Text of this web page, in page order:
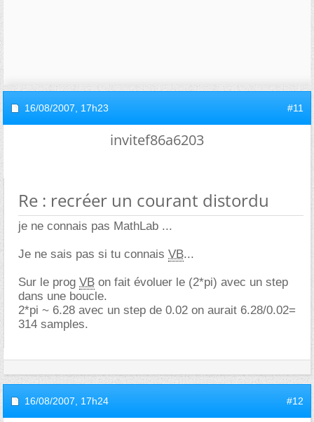
16/08/2007, 17h23 #11
invitef86a6203
Re : recréer un courant distordu
je ne connais pas MathLab ...
Je ne sais pas si tu connais VB...
Sur le prog VB on fait évoluer le (2*pi) avec un step
dans une boucle.
2*pi ~ 6.28 avec un step de 0.02 on aurait 6.28/0.02=
314 samples.
16/08/2007, 17h24 #12